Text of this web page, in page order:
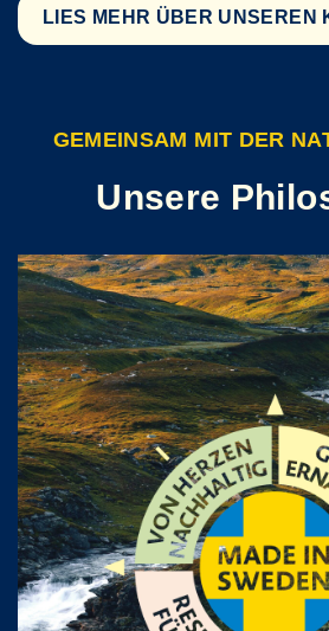
LIES MEHR ÜBER UNSEREN
GEMEINSAM MIT DER
Unsere